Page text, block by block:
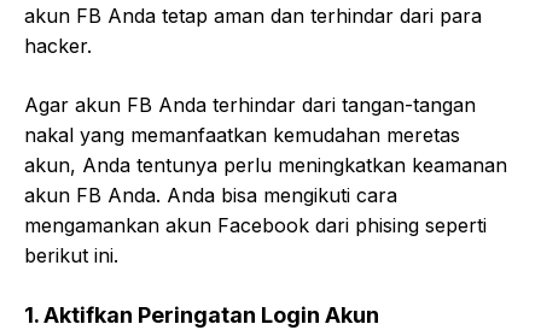
akun FB Anda tetap aman dan terhindar dari para
hacker.
Agar akun FB Anda terhindar dari tangan-tangan
nakal yang memanfaatkan kemudahan meretas
akun, Anda tentunya perlu meningkatkan keamanan
akun FB Anda. Anda bisa mengikuti cara
mengamankan akun Facebook dari phising seperti
berikut ini.
1. Aktifkan Peringatan Login Akun